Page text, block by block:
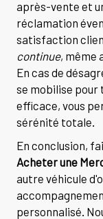
après-vente et
réclamation
satisfaction
continue, même
En cas de
se mobilise pour
efficace, vous
sérénité totale.
En conclusion,
Acheter une
autre véhicule
personnalisé.